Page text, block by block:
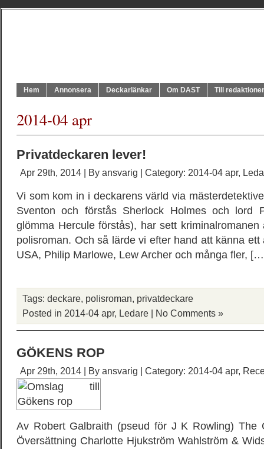
Hem Annonsera Deckarlänkar Om DAST Till
2014-04 apr
Privatdeckaren lever!
Apr 29th, 2014 | By ansvarig | Category: 2014-04 apr,
Vi som kom in i deckarens värld via
Sventon och förstås Sherlock Holmes och lord
glömma Hercule förstås), har sett
polisroman. Och så lärde vi efter hand att känna
USA, Philip Marlowe, Lew Archer och många fler,
Tags: deckare, polisroman, privatdeckare
Posted in 2014-04 apr, Ledare | No Comments »
GÖKENS ROP
Apr 29th, 2014 | By ansvarig | Category: 2014-04 apr,
Av Robert Galbraith (pseud för J K Rowling) The
Översättning Charlotte Hjukström Wahlström &